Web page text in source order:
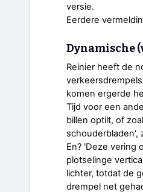
versie.
Eerdere
Dynamische
Reinier heeft de
komen ergerde
Tijd voor een
billen optilt, of
schouderbladen',
En? 'Deze vering
plotselinge
lichter, totdat de
drempel net